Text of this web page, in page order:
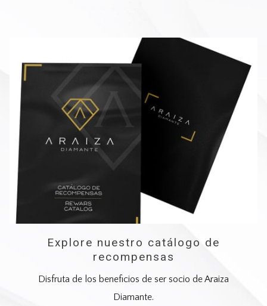
Explore nuestro catálogo de
recompensas
Disfruta de los beneficios de ser socio de Araiza
Diamante.